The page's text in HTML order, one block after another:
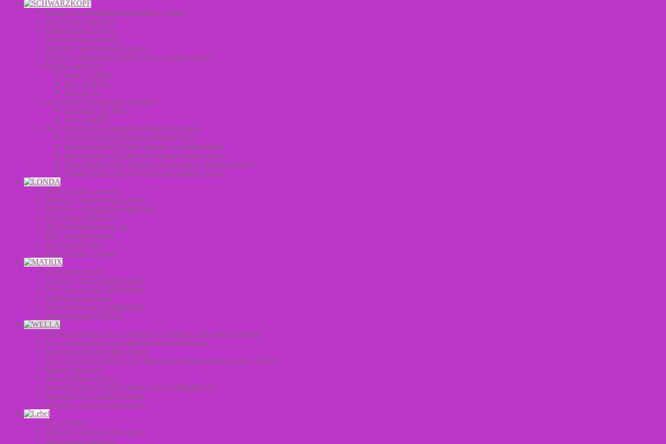
Краска для окрашивания бровей и ресниц
Оксиданты для волос
Химические средства
Осветлители для волос
Средства для стайлинга волос
Профессиональные средства после окрашивания
Краски для волос
Igora Absolutes
Igora Highlifts
Igora Royal
Продукция для мужчин 3D MEN
Стайлинг 3D Men
Уход 3D MEN
Уход за волосами – Bonacure Clean Performance
Color Freeze (Линия для защиты цвета)
Moisture Kick Glycerol (Линия для увлажнения)
Repair Rescue (Линия для поврежденных волос)
Time Restore Q10+ (Линия для зрелых и длинных волос)
Volume Boost (Линия для объема тонких волос)
Осветлители для волос
Средства для стайлинга волос
Средства для окрашивания волос
Оксиданты для волос
Долговременная укладка
MEN мужская серия
Уход за волосами
Химические составы
Осветление волос
Средства для стайлинга волос
Уход за волосами Oil Wonders
Химическая завивка
Уход за волосами Total Results
Окрашивание MATRIX
Уход за волосами без сульфатов и парабенов эко-линия Elements
Уход для вьющихся и кудрявых волос NutriCurls
Средства для осветления волос
Уход для интенсивного восстановления поврежденных волос Fusion
Краски для волос
Уход для волос Invigo
Уход для интенсивного блеска волос Oil Reflections
Окислители и стабилизаторы
Средства для стайлинга волос
Аксессуары
Средства для стайлинга волос
Оксиданты для волос